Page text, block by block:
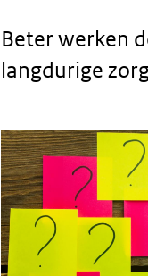
Beter werken
langdurige
Body
text